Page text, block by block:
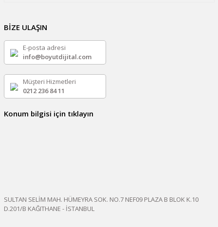
BİZE ULAŞIN
E-posta adresi
info@boyutdijital.com
Müşteri Hizmetleri
0212 236 84 11
Konum bilgisi için tıklayın
SULTAN SELİM MAH. HÜMEYRA SOK. NO.7 NEF09 PLAZA B BLOK K.10
D.201/B KAĞITHANE - İSTANBUL